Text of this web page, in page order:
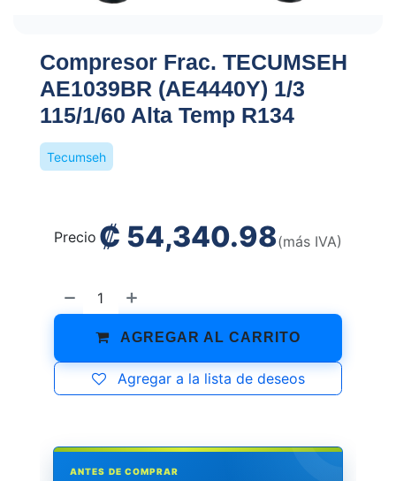
Compresor Frac. TECUMSEH
AE1039BR (AE4440Y) 1/3
115/1/60 Alta Temp R134
Tecumseh
AGREGAR AL CARRITO
Agregar a la lista de deseos
Precio ₡ 54,340.98(más IVA)
ANTES DE COMPRAR